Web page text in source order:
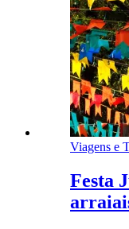
Viagens e
Festa